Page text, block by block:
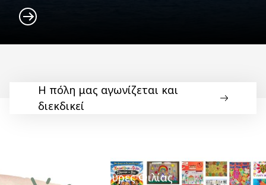
Η πόλη μας αγωνίζεται και
διεκδικεί
Γέφυρες Φιλίας